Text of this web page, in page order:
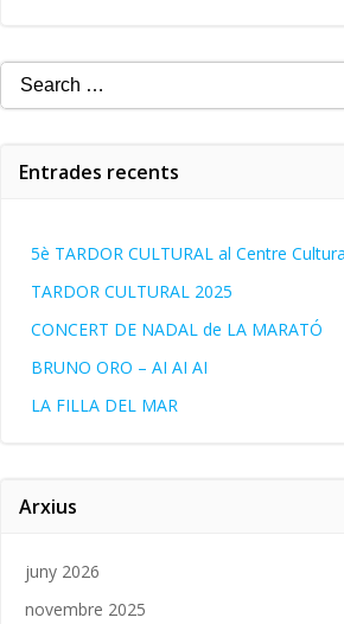
Search
for:
Entrades recents
5è TARDOR CULTURAL al Centre
TARDOR CULTURAL 2025
CONCERT DE NADAL de LA MARATÓ
BRUNO ORO – AI AI AI
LA FILLA DEL MAR
Arxius
juny 2026
novembre 2025